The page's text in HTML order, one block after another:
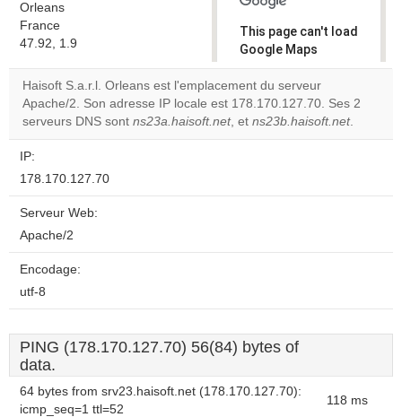
Orleans
France
47.92, 1.9
This page can't load
Google Maps
correctly.
Do you
own this
OK
Haisoft S.a.r.l. Orleans est l'emplacement du serveur
Apache/2. Son adresse IP locale est 178.170.127.70. Ses 2
serveurs DNS sont ns23a.haisoft.net, et ns23b.haisoft.net.
IP:
178.170.127.70
Serveur Web:
Apache/2
Encodage:
utf-8
PING (178.170.127.70) 56(84) bytes of
data.
64 bytes from srv23.haisoft.net (178.170.127.70):
icmp_seq=1 ttl=52
118 ms